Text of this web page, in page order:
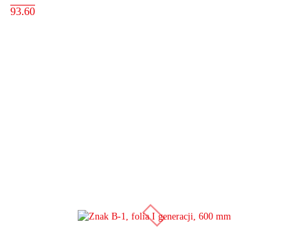
93.60